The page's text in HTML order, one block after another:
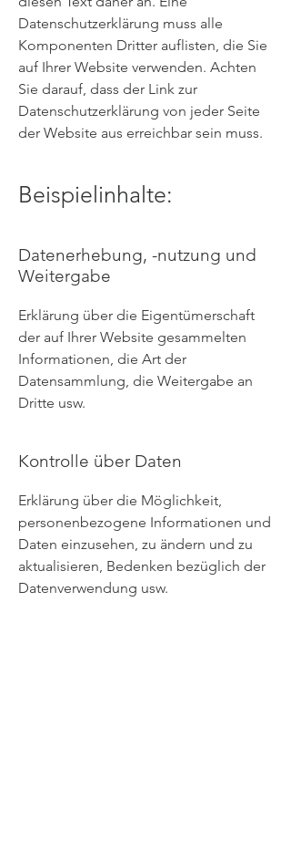
Datenschutzerklärung muss alle
Komponenten Dritter auflisten, die Sie
auf Ihrer Website verwenden. Achten
Sie darauf, dass der Link zur
Datenschutzerklärung von jeder Seite
der Website aus erreichbar sein muss.
Beispielinhalte:
Datenerhebung, -nutzung und
Weitergabe
Erklärung über die Eigentümerschaft
der auf Ihrer Website gesammelten
Informationen, die Art der
Datensammlung, die Weitergabe an
Dritte usw.
Kontrolle über Daten
Erklärung über die Möglichkeit,
personenbezogene Informationen und
Daten einzusehen, zu ändern und zu
aktualisieren, Bedenken bezüglich der
Datenverwendung usw.